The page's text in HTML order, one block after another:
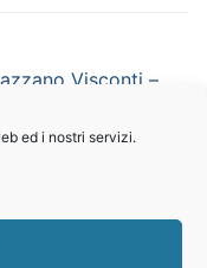
ed i nostri servizi.
Visconti –